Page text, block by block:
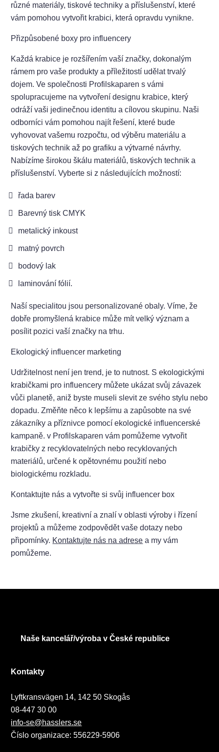
různé materiály, tiskové techniky a příslušenství, které
vám pomohou vytvořit krabici, která opravdu vynikne.
Přizpůsobené boxy pro influencery
Každá krabice je rozšířením vaší značky, dokonalým
rámem pro vaše produkty a příležitostí udělat trvalý
dojem. Ve společnosti Profilskaparen s vámi
spolupracujeme na vytvoření designu krabice, který
odráží vaši jedinečnou identitu a cílovou skupinu. Naši
odborníci vám pomohou najít řešení, které bude
vyhovovat vašemu rozpočtu, od výběru materiálu a
tiskových technik až po grafiku a výtvarné návrhy.
Nabízíme širokou škálu materiálů, tiskových technik a
příslušenství. Vyberte si z následujících možností:
řada barev
Barevný tisk CMYK
metalický inkoust
matný povrch
bodový lak
laminování fólií.
Naší specialitou jsou personalizované obaly. Víme, že
dobře promyšlená krabice může mít velký význam a
posílit pozici vaší značky na trhu.
Ekologický influencer marketing
Udržitelnost není jen trend, je to nutnost. S ekologickými
krabičkami pro influencery můžete ukázat svůj závazek
vůči planetě, aniž byste museli slevit ze svého stylu nebo
dopadu. Změňte něco k lepšímu a zapůsobte na své
zákazníky a příznivce pomocí ekologické influencerské
kampaně. v Profilskaparen vám pomůžeme vytvořit
krabičky z recyklovatelných nebo recyklovaných
materiálů, určené k opětovnému použití nebo
biologickému rozkladu.
Kontaktujte nás a vytvořte si svůj influencer box
Jsme zkušení, kreativní a znalí v oblasti výroby i řízení
projektů a můžeme zodpovědět vaše dotazy nebo
připomínky. Kontaktujte nás na adrese a my vám
pomůžeme.
Naše kancelář/výroba v České republice
Kontakty
Lyftkransvägen 14, 142 50 Skogås
08-447 30 00
info-se@hasslers.se
Číslo organizace: 556229-5906